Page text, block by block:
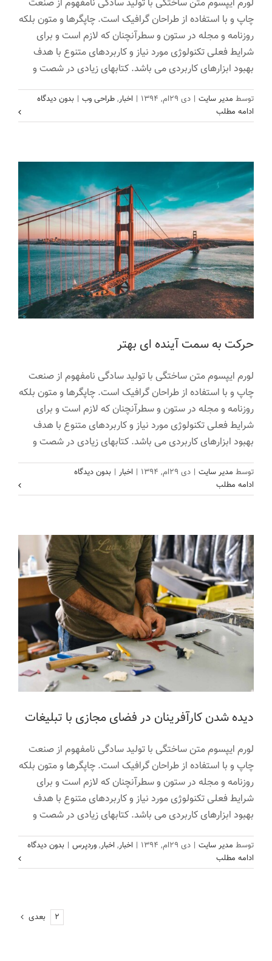
لورم ایپسوم متن ساختگی با تولید سادگی نامفهوم از صنعت
چاپ و با استفاده از طراحان گرافیک است. چاپگرها و متون بلکه
روزنامه و مجله در ستون و سطرآنچنان که لازم است و برای
شرایط فعلی تکنولوژی مورد نیاز و کاربردهای متنوع با هدف
بهبود ابزارهای کاربردی می باشد. کتابهای زیادی در شصت و
توسط مدیر سایت | دی ۲۹ام, ۱۳۹۴ | اخبار, طراحی وب | بدون دیدگاه
ادامه مطلب
حرکت به سمت آینده ای بهتر
حرکت به سمت آینده ای بهتر
لورم ایپسوم متن ساختگی با تولید سادگی نامفهوم از صنعت
چاپ و با استفاده از طراحان گرافیک است. چاپگرها و متون بلکه
روزنامه و مجله در ستون و سطرآنچنان که لازم است و برای
شرایط فعلی تکنولوژی مورد نیاز و کاربردهای متنوع با هدف
بهبود ابزارهای کاربردی می باشد. کتابهای زیادی در شصت و
توسط مدیر سایت | دی ۲۹ام, ۱۳۹۴ | اخبار | بدون دیدگاه
ادامه مطلب
تبلیغات
دیده شدن کارآفرینان در فضای مجازی با تبلیغات
لورم ایپسوم متن ساختگی با تولید سادگی نامفهوم از صنعت
چاپ و با استفاده از طراحان گرافیک است. چاپگرها و متون بلکه
روزنامه و مجله در ستون و سطرآنچنان که لازم است و برای
شرایط فعلی تکنولوژی مورد نیاز و کاربردهای متنوع با هدف
بهبود ابزارهای کاربردی می باشد. کتابهای زیادی در شصت و
توسط مدیر سایت | دی ۲۹ام, ۱۳۹۴ | اخبار, اخبار, وردپرس | بدون دیدگاه
ادامه مطلب
۲ بعدی